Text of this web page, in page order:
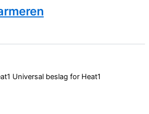
Universal beslag for Heat1